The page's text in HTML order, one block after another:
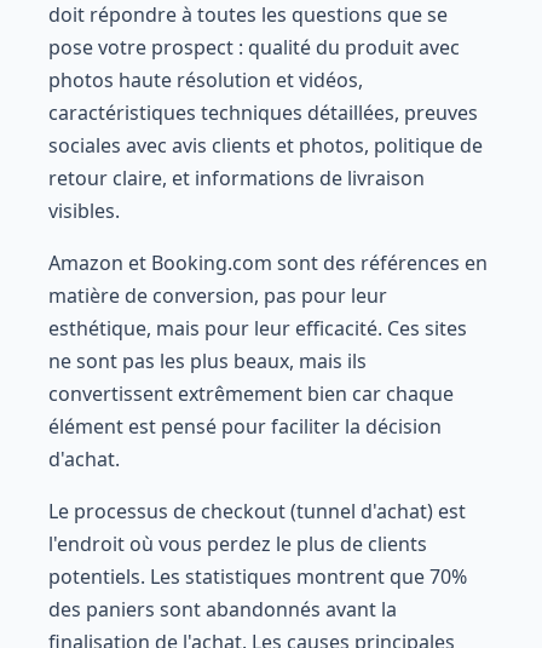
doit répondre à toutes les questions que se
pose votre prospect : qualité du produit avec
photos haute résolution et vidéos,
caractéristiques techniques détaillées, preuves
sociales avec avis clients et photos, politique de
retour claire, et informations de livraison
visibles.
Amazon et Booking.com sont des références en
matière de conversion, pas pour leur
esthétique, mais pour leur efficacité. Ces sites
ne sont pas les plus beaux, mais ils
convertissent extrêmement bien car chaque
élément est pensé pour faciliter la décision
d'achat.
Le processus de checkout (tunnel d'achat) est
l'endroit où vous perdez le plus de clients
potentiels. Les statistiques montrent que 70%
des paniers sont abandonnés avant la
finalisation de l'achat. Les causes principales